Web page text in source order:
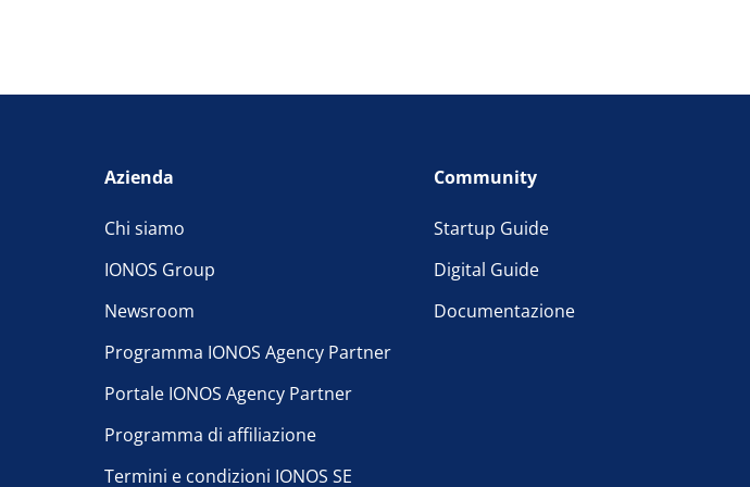
Azienda
Chi siamo
IONOS Group
Newsroom
Programma IONOS Agency Partner
Portale IONOS Agency Partner
Programma di affiliazione
Termini e condizioni IONOS SE
Community
Startup Guide
Digital Guide
Documentazione